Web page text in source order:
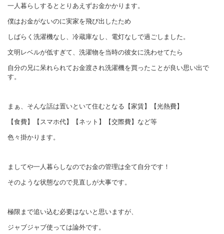
一人暮らしするととりあえずお金かかります。
僕はお金がないのに実家を飛び出したため
しばらく洗濯機なし、冷蔵庫なし、電灯なしで過ごしました。
文明レベルが低すぎて、洗濯物を当時の彼女に洗わせてたら
自分の兄に呆れられてお金渡され洗濯機を買ったことが良い思い出で
す。
まぁ、そんな話は置いといて住むとなる【家賃】【光熱費】
【食費】【スマホ代】【ネット】【交際費】など等
色々掛かります。
ましてや一人暮らしなのでお金の管理は全て自分です！
そのような状態なので見直しが大事です。
極限まで追い込む必要はないと思いますが、
ジャブジャブ使っては論外です。